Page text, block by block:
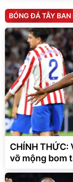
BÓNG ĐÁ TÂY BAN
CHÍNH
vỡ mộng bom